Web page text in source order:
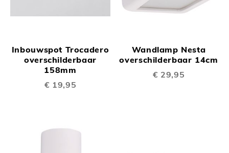
Inbouwspot Trocadero
overschilderbaar
158mm
€ 19,95
Wandlamp Nesta
overschilderbaar 14cm
€ 29,95